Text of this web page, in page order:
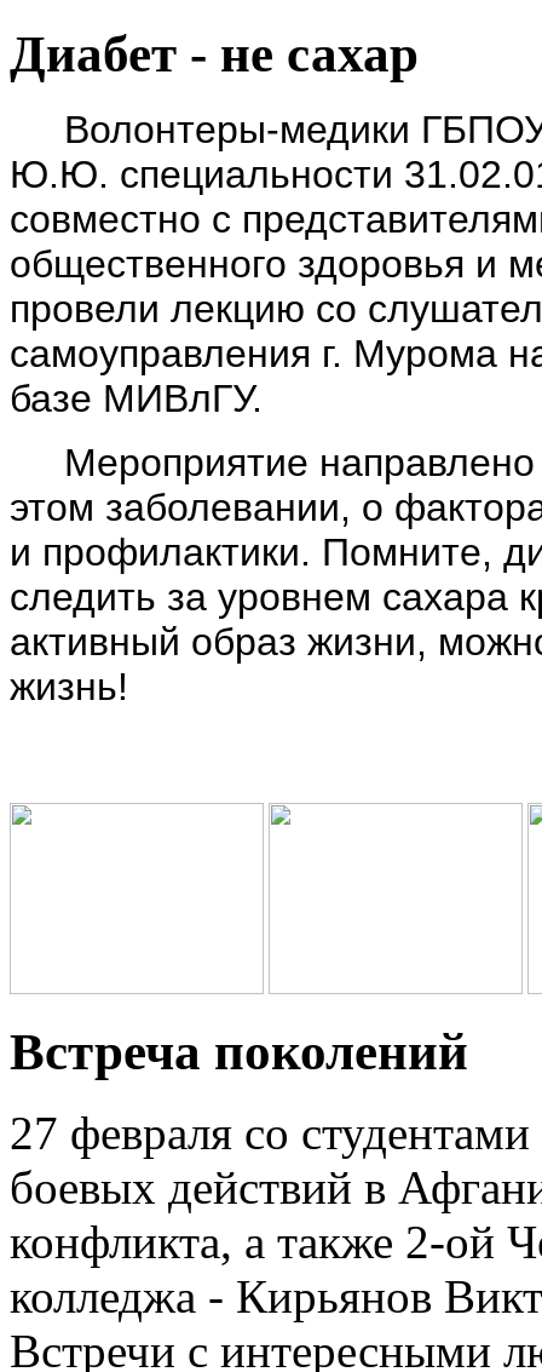
Диабет - не сахар
Волонтеры-медики
Ю.Ю. специальности
совместно с
общественного здоровья и
провели лекцию со
самоуправления г. Мурома
базе МИВлГУ.
Мероприятие направлено
этом заболевании, о
и профилактики. Помните,
следить за уровнем сахара
активный образ жизни,
жизнь!
Встреча поколений
27 февраля со
боевых действий в
конфликта, а также 2-ой
колледжа - Кирьянов
Встречи с интересными